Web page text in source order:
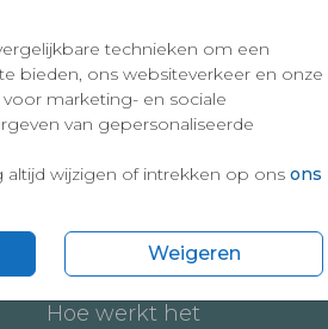
technieken om een
bieden, ons websiteverkeer en onze
marketing- en sociale
van gepersonaliseerde
wijzigen of intrekken op ons ons
Weigeren
Onze service
Hoe werkt het